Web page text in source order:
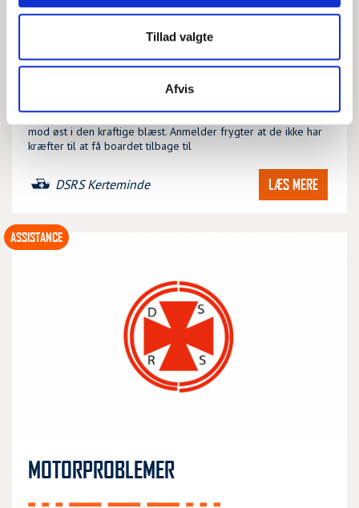
Tillad valgte
Afvis
HÅRD VIND OG PADDLEBOARD
Et paddleboard med 3 personer ses fra Camp Hverringe drive
mod øst i den kraftige blæst. Anmelder frygter at de ikke har
kræfter til at få boardet tilbage til
DSRS Kerteminde LÆS MERE
MOTORPROBLEMER
ASSISTANCE